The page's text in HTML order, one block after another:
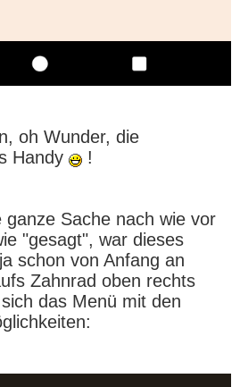
oh Wunder, die
Handy
!
ganze Sache nach wie vor
"gesagt", war dieses
schon von Anfang an
Zahnrad oben rechts
das Menü mit den